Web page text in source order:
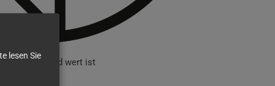
bares Geld wert ist
lesen Sie